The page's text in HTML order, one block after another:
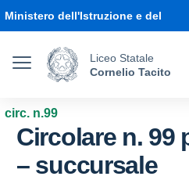
Ministero dell'Istruzione e del
Liceo Statale
Cornelio Tacito
circ. n.99
Circolare n. 99
– succursale